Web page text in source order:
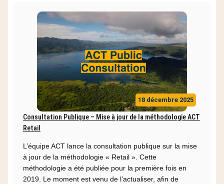
18 décembre 2025
Consultation Publique – Mise à jour de la méthodologie ACT
Retail
L’équipe ACT lance la consultation publique sur la mise
à jour de la méthodologie « Retail ». Cette
méthodologie a été publiée pour la première fois en
2019. Le moment est venu de l’actualiser, afin de